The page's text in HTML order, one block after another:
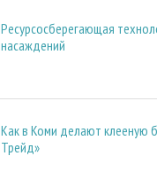
Ресурсосберегающая
насаждений
Как в Коми делают клееную
Трейд»